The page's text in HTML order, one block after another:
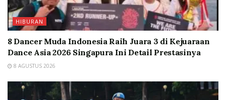
HIBURAN
8 Dancer Muda Indonesia Raih Juara 3 di Kejuaraan
Dance Asia 2026 Singapura Ini Detail Prestasinya
8 AGUSTUS 2026